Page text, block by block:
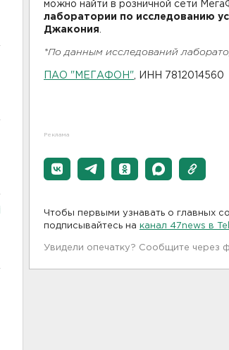
можно найти в розничной сети
лаборатории по исследованию
Джакония
*По данным исследований
ПАО "МЕГАФОН" , ИНН 7812014560
Реклама
Чтобы первыми узнавать о главных
подписывайтесь на канал 47news в
Увидели опечатку? Сообщите через